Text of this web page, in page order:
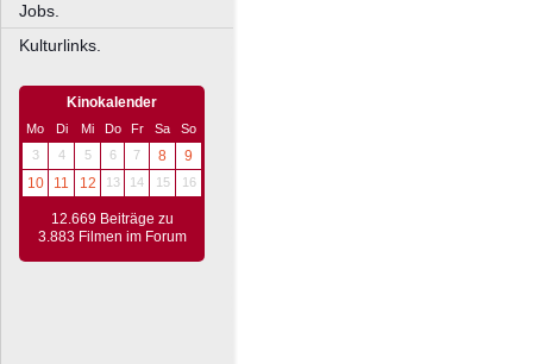
Jobs.
Kulturlinks.
Kinokalender
Mo Di Mi Do Fr Sa
So
3
4 5 6 7 8
9
10
11 12 13 14 15 16
12.669 Beiträge zu
3.883 Filmen im Forum